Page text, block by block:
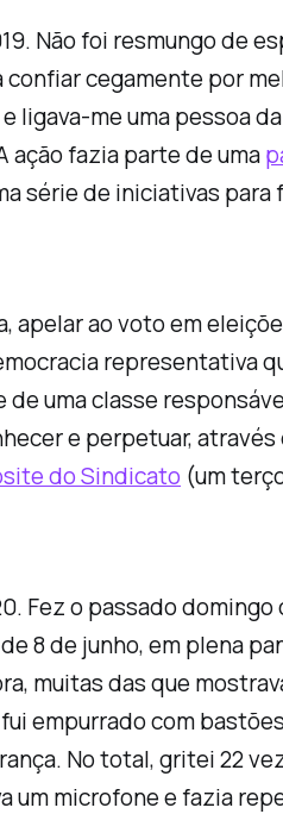
Não foi resmungo de
cegamente por
me uma pessoa
ação fazia parte de uma
série de iniciativas
ao voto em
representativa
uma classe
e perpetuar,
do Sindicato (um
Fez o passado
8 de junho, em plena
muitas das que
empurrado com
No total, gritei 22
um microfone e fazia